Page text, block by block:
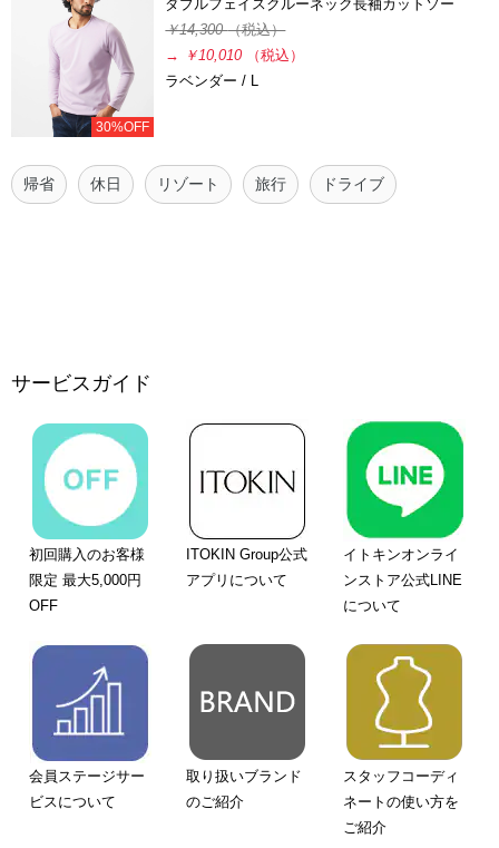
30%OFF
ダブルフェイスクルーネック長袖カットソー
￥14,300（税込）
→
￥10,010
（税込）
ラベンダー / L
帰省 休日 リゾート 旅行 ドライブ
サービスガイド
初回購入のお客様
限定 最大5,000円
OFF
ITOKIN Group公式
アプリについて
イトキンオンライ
ンストア公式LINE
について
会員ステージサー
ビスについて
取り扱いブランド
のご紹介
スタッフコーディ
ネートの使い方を
ご紹介